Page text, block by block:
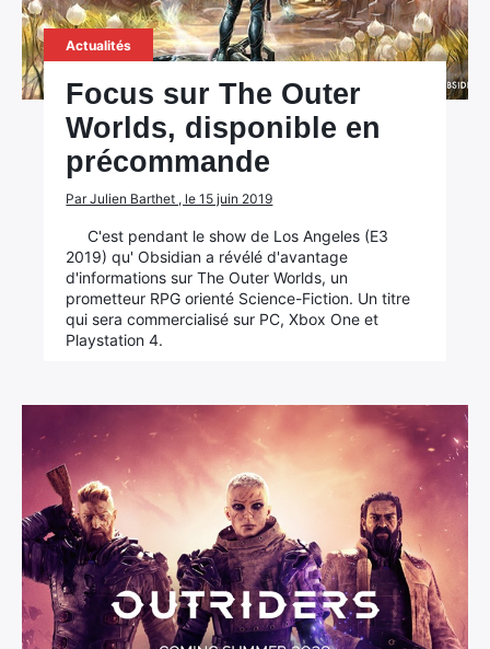
Actualités
Focus sur The Outer
Worlds, disponible en
précommande
Par Julien Barthet , le 15 juin 2019
C'est pendant le show de Los Angeles (E3
2019) qu' Obsidian a révélé d'avantage
d'informations sur The Outer Worlds, un
prometteur RPG orienté Science-Fiction. Un titre
qui sera commercialisé sur PC, Xbox One et
Playstation 4.